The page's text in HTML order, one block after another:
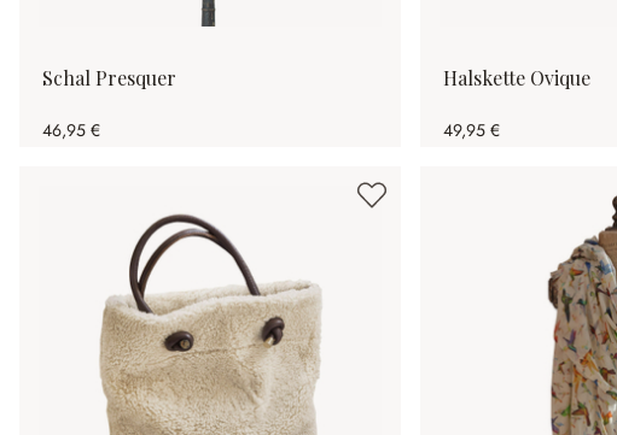
Schal Presquer
46,95 €
Halskette Ovique
49,95 €